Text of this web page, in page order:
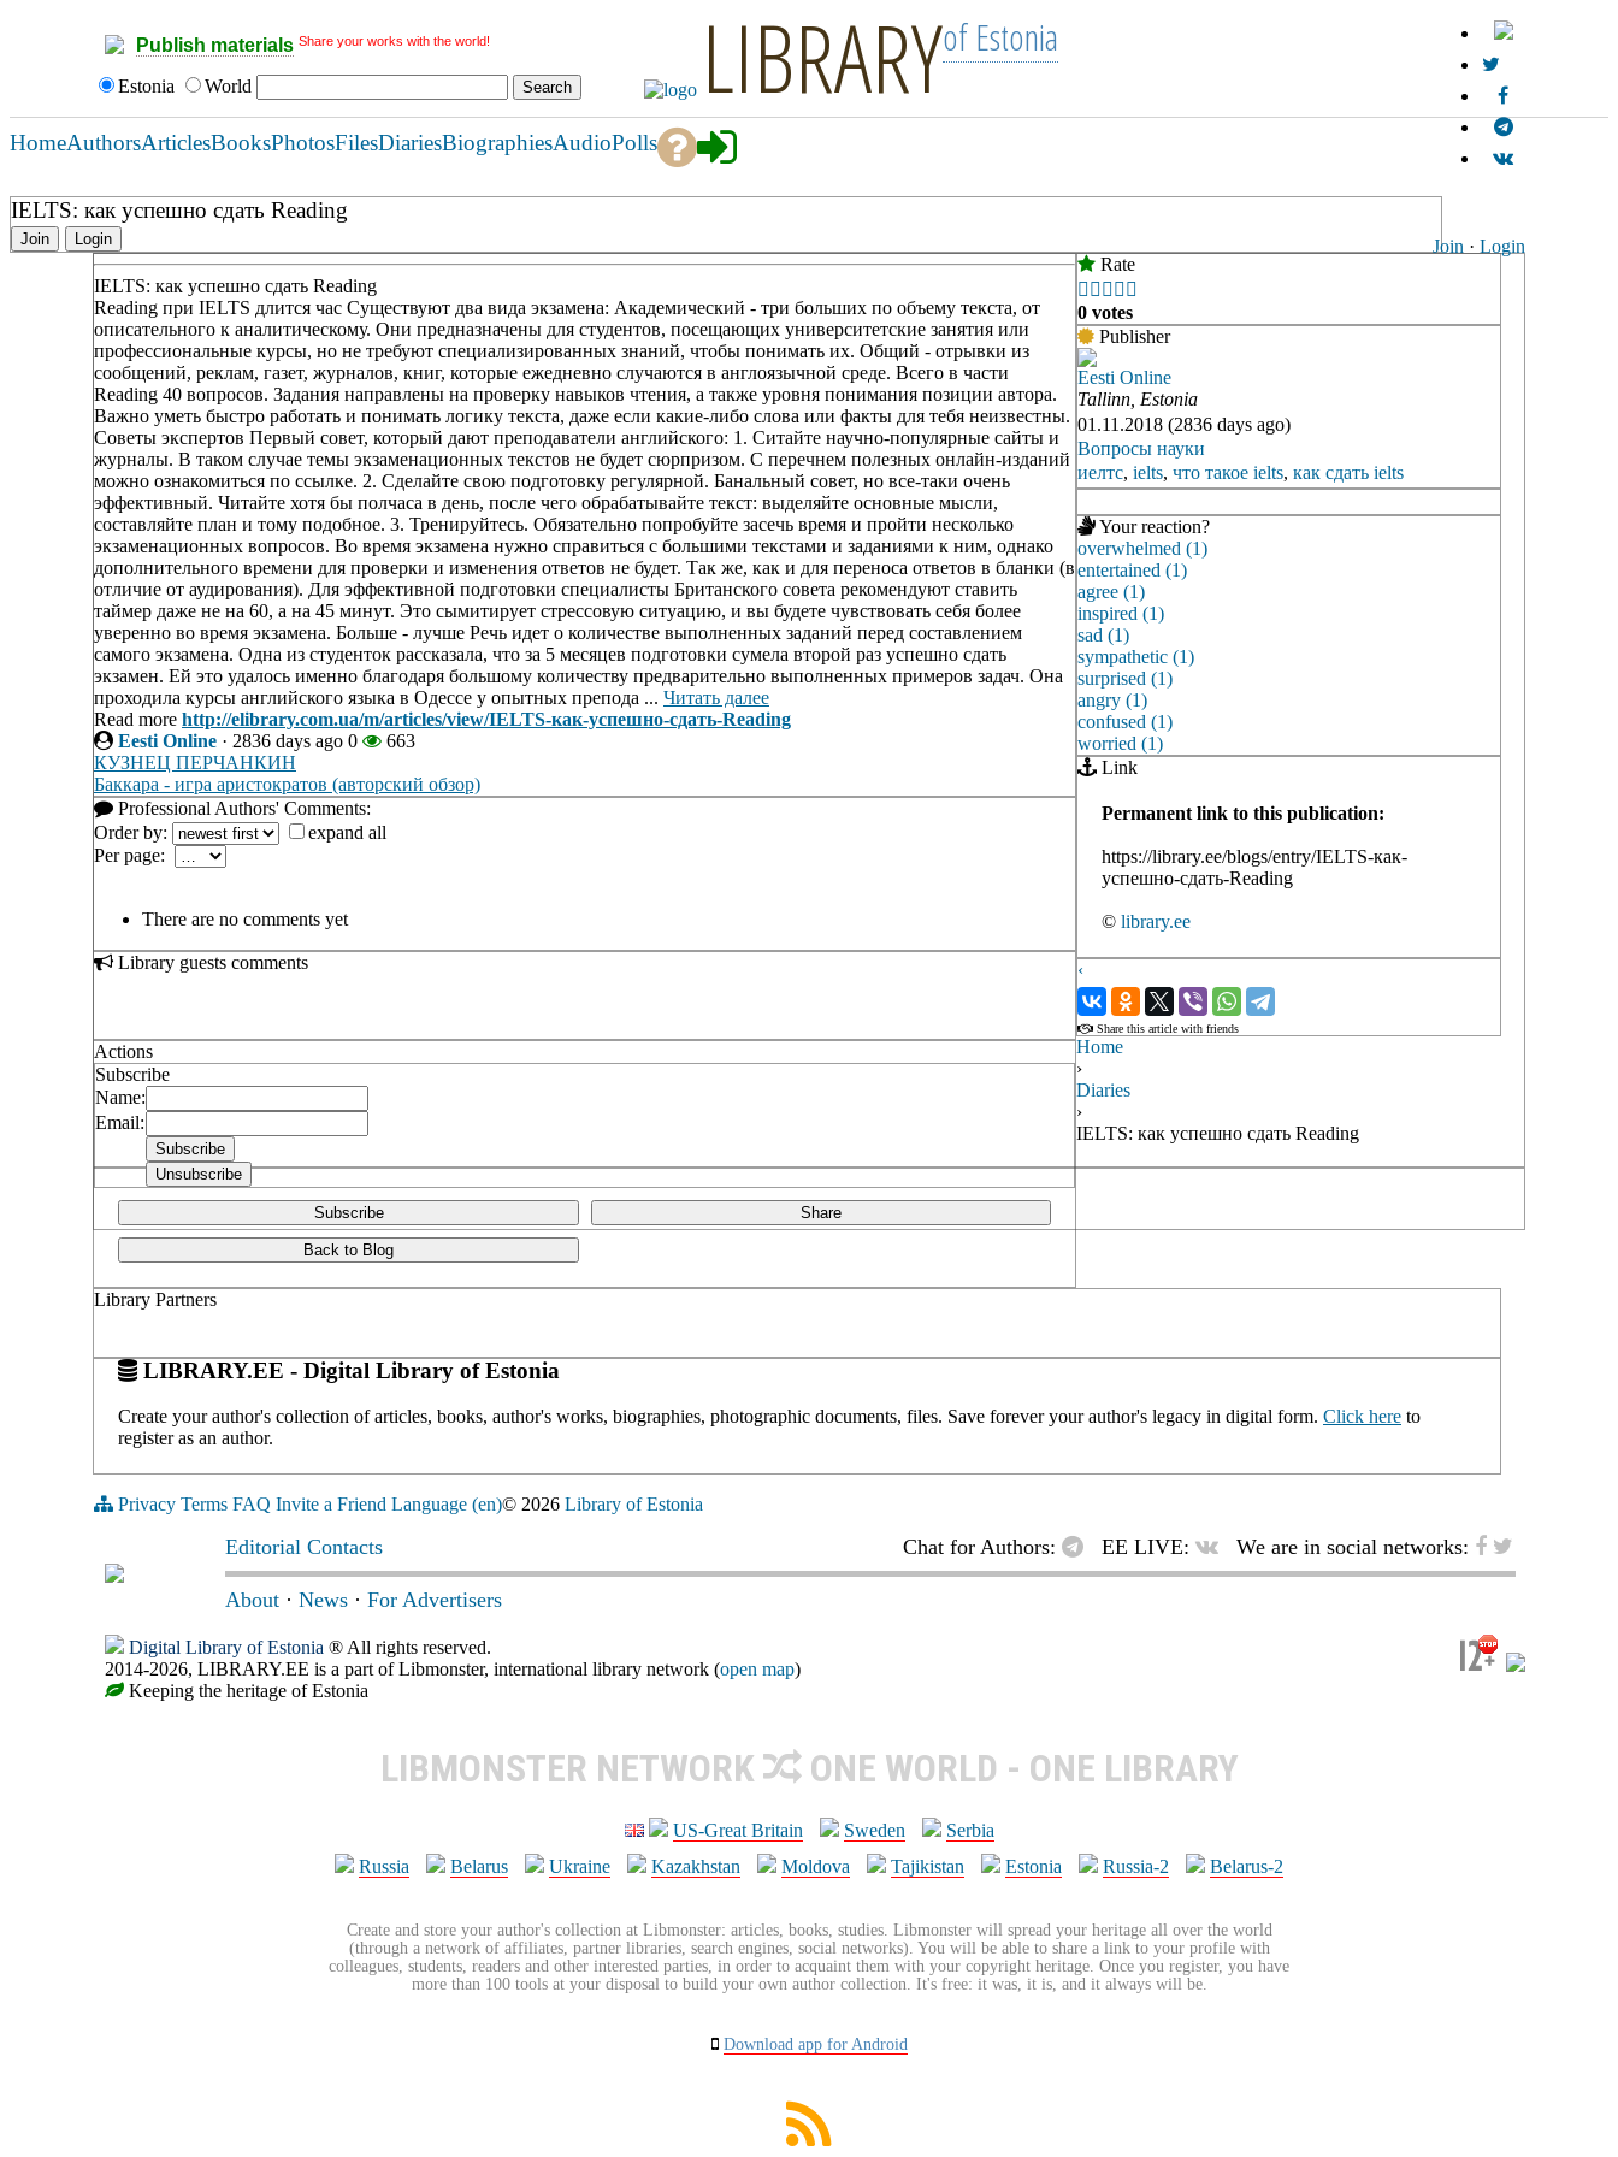
Publish materials Share your works with the world!
Estonia World LIBRARYof Estonia
Join · Login
HomeAuthorsArticlesBooksPhotosFilesDiariesBiographiesAudioPolls
IELTS: как успешно сдать Reading
Join Login
IELTS: как успешно сдать Reading
Reading при IELTS длится час Существуют два вида экзамена: Академический - три больших по объему текста, от
описательного к аналитическому. Они предназначены для студентов, посещающих университетские занятия или
профессиональные курсы, но не требуют специализированных знаний, чтобы понимать их. Общий - отрывки из
сообщений, реклам, газет, журналов, книг, которые ежедневно случаются в англоязычной среде. Всего в части
Reading 40 вопросов. Задания направлены на проверку навыков чтения, а также уровня понимания позиции автора.
Важно уметь быстро работать и понимать логику текста, даже если какие-либо слова или факты для тебя неизвестны.
Советы экспертов Первый совет, который дают преподаватели английского: 1. Ситайте научно-популярные сайты и
журналы. В таком случае темы экзаменационных текстов не будет сюрпризом. С перечнем полезных онлайн-изданий
можно ознакомиться по ссылке. 2. Сделайте свою подготовку регулярной. Банальный совет, но все-таки очень
эффективный. Читайте хотя бы полчаса в день, после чего обрабатывайте текст: выделяйте основные мысли,
составляйте план и тому подобное. 3. Тренируйтесь. Обязательно попробуйте засечь время и пройти несколько
экзаменационных вопросов. Во время экзамена нужно справиться с большими текстами и заданиями к ним, однако
дополнительного времени для проверки и изменения ответов не будет. Так же, как и для переноса ответов в бланки (в
отличие от аудирования). Для эффективной подготовки специалисты Британского совета рекомендуют ставить
таймер даже не на 60, а на 45 минут. Это сымитирует стрессовую ситуацию, и вы будете чувствовать себя более
уверенно во время экзамена. Больше - лучше Речь идет о количестве выполненных заданий перед составлением
самого экзамена. Одна из студенток рассказала, что за 5 месяцев подготовки сумела второй раз успешно сдать
экзамен. Ей это удалось именно благодаря большому количеству предварительно выполненных примеров задач. Она
проходила курсы английского языка в Одессе у опытных препода ... Читать далее
Read more http://elibrary.com.ua/m/articles/view/IELTS-как-успешно-сдать-Reading
Eesti Online · 2836 days ago 0
663
КУЗНЕЦ ПЕРЧАНКИН
Баккара - игра аристократов (авторский обзор)
Professional Authors' Comments:
Order by:
expand all
Per page:
There are no comments yet
Library guests comments
Actions
Subscribe
Name:
Email:
Subscribe Share
Back to Blog
Rate
    
0 votes
Publisher
Eesti Online
Tallinn, Estonia
01.11.2018 (2836 days ago)
Вопросы науки
иелтс, ielts, что такое ielts, как сдать ielts
Your reaction?
overwhelmed (1)
entertained (1)
agree (1)
inspired (1)
sad (1)
sympathetic (1)
surprised (1)
angry (1)
confused (1)
worried (1)
Link
Permanent link to this publication:
https://library.ee/blogs/entry/IELTS-как-
успешно-сдать-Reading
© library.ee
‹
›
Share this article with friends
Library Partners
LIBRARY.EE - Digital Library of Estonia
Create your author's collection of articles, books, author's works, biographies, photographic documents, files. Save forever your author's legacy in digital form. Click here to
register as an author.
Home
›
Diaries
›
IELTS: как успешно сдать Reading
Privacy Terms FAQ Invite a Friend Language (en)© 2026 Library of Estonia
Editorial Contacts Chat for Authors: EE LIVE: We are in social networks:
About · News · For Advertisers
Digital Library of Estonia ® All rights reserved.
2014-2026, LIBRARY.EE is a part of Libmonster, international library network (open map)
Keeping the heritage of Estonia
LIBMONSTER NETWORK ONE WORLD - ONE LIBRARY
US-Great Britain Sweden
Serbia
Russia
Belarus Ukraine Kazakhstan Moldova Tajikistan Estonia Russia-2 Belarus-2
Create and store your author's collection at Libmonster: articles, books, studies. Libmonster will spread your heritage all over the world
(through a network of affiliates, partner libraries, search engines, social networks). You will be able to share a link to your profile with
colleagues, students, readers and other interested parties, in order to acquaint them with your copyright heritage. Once you register, you have
more than 100 tools at your disposal to build your own author collection. It's free: it was, it is, and it always will be.
Download app for Android